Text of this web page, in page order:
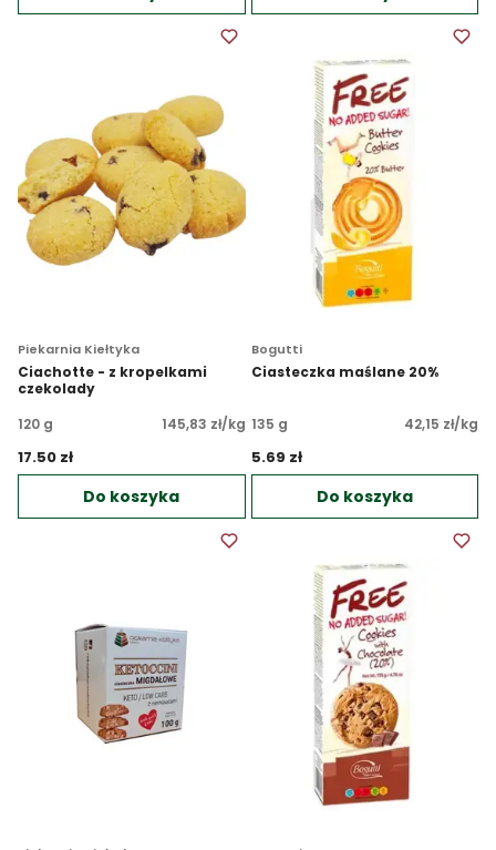
Piekarnia Kiełtyka
Ciachotte - z kropelkami
czekolady
120 g
145,83 zł/kg
17.50 zł
Do koszyka
Bogutti
Ciasteczka maślane 20%
135 g 42,15 zł/kg
5.69 zł
Do koszyka